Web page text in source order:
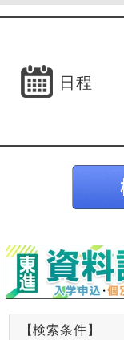
日程
【検索条件】